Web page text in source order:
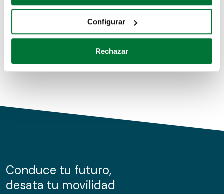
Recopilar información sobre su ubicación geográfica
Identificar su dispositivo analizándolo activamente
para buscar características específicas (huellas
Obtenga más información sobre cómo se procesan sus
de cookies.
información sobre el uso que haga del sitio web con
nuestros partners de redes sociales, publicidad y análisis
Configurar
Rechazar
Coches de km0
Conduce tu futuro,
desata tu movilidad